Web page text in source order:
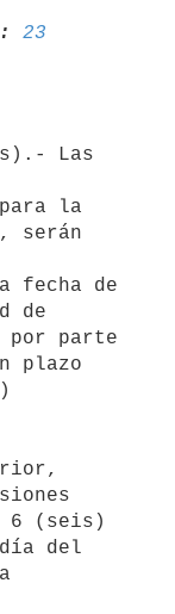
23
serán
de
plazo
del